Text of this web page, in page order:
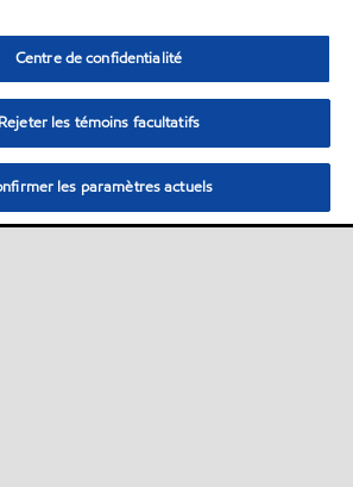
Centre de confidentialité
Rejeter les témoins facultatifs
les paramètres actuels